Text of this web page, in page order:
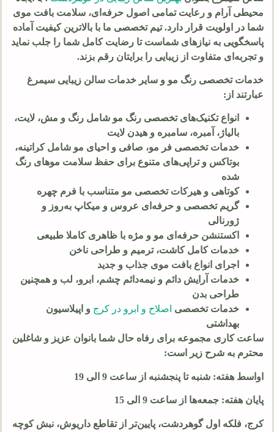
محیطی آرام و رعایت تمامی اصول حرفه‌ای، سلامت بافت موی
شما در اولویت قرار دارد. تیم تخصصی ما با بالاترین کیفیت آماده
پاسخگویی به نیازهای شماست تا رضایت کامل شما را جلب نماید
و تجربه‌ای متفاوت از زیبایی را برایتان رقم بزند.
خدمات تخصصی رنگ مو و سایر خدمات سالن زیبایی سیمرغ
عبارتند از:
انواع تکنیک‌های تخصصی رنگ مو شامل رنگ و مش، لایت،
بالیاژ، آمبره، سامبره و هیدن لایت
خدمات تخصصی فر مو، صافی و احیای مو شامل کراتینه،
بوتاکس و تراپی‌های متنوع برای حفظ سلامت موهای رنگ
شده
کوتاهی و هیرکات تخصصی مو متناسب با فرم چهره
گریم تخصصی و حرفه‌ای عروس و میکاپ به‌روز و
ژورنالی
اکستنشن حرفه‌ای مو و مژه با ظاهری کاملا طبیعی
خدمات کامل کاشت، ترمیم و طراحی ناخن
اجرای انواع بافت موی جذاب و جدید
خدمات آرایش دائم و نیمه‌دائم چشم، ابرو، لب و همچنین
طراحی بدن
خدمات تخصصی اصلاح و ابرو در کرج و اپیلاسیون
بهداشتی
ساعت کاری مجموعه برای رفاه حال شما بانوان عزیز و شاغلین
محترم به شرح زیر است:
اواسط هفته: شنبه تا پنجشنبه از ساعت 9 الی 19
پایان هفته: جمعه‌ها از ساعت 9 الی 15
کرج، فلکه اول گوهردشت، پایین‌تر از تقاطع داریوش، نبش کوچه